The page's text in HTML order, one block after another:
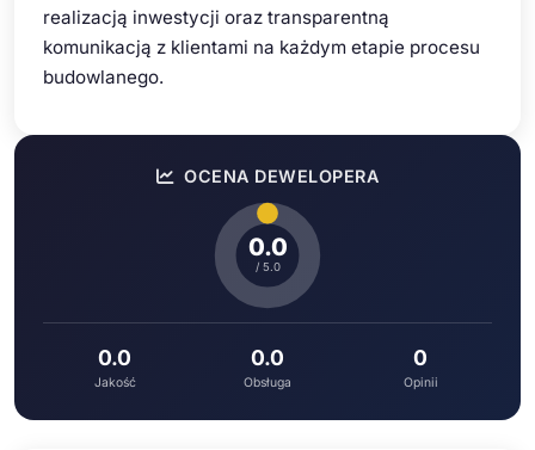
realizacją inwestycji oraz transparentną
komunikacją z klientami na każdym etapie procesu
budowlanego.
OCENA DEWELOPERA
0.0
/ 5.0
0.0
Jakość
0.0
Obsługa
0
Opinii